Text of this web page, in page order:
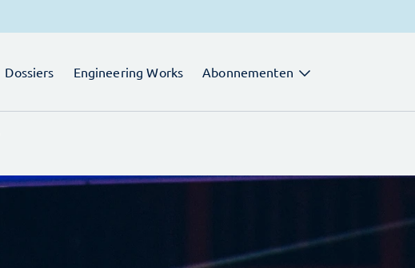
Dossiers Engineering Works Abonnementen